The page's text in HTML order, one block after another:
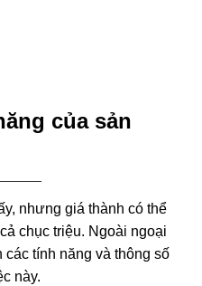
của sản
nhưng giá thành có thể
chục triệu. Ngoài ngoại
tính năng và thông số
này.